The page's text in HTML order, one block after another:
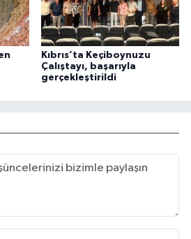
Kıbrıs’ta Keçiboynuzu
Çalıştayı, başarıyla
gerçekleştirildi